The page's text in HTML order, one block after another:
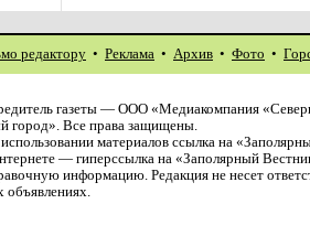
редактору • Реклама • Архив • Фото •
газеты — ООО «Медиакомпания
город». Все права защищены.
материалов ссылка на
— гиперссылка на «Заполярный
информацию. Редакция не несет